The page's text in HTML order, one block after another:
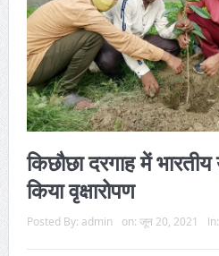
किछौछा दरगाह में
किया वृक्षारोपण
Posted By: admin on: जून 20, 2021 In: